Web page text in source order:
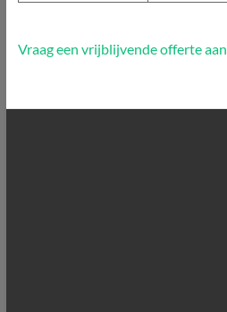
Vraag een vrijblijvende offerte aan.